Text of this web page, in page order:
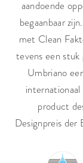
aandoende
begaanbaar
met Clean
tevens een
Umbriano
product
Designpreis der